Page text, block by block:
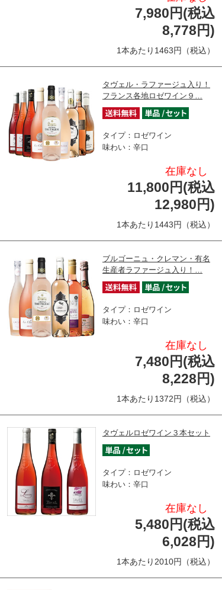
7,980円(税込
8,778円)
1本あたり1463円（税込）
タヴェル・ラファージュ入り！
フランス各地ロゼワイン９…
タイプ：ロゼワイン
味わい：辛口
在庫なし
11,800円(税込
12,980円)
1本あたり1443円（税込）
ブルゴーニュ・クレマン・有名
生産者ラファージュ入り！…
タイプ：ロゼワイン
味わい：辛口
在庫なし
7,480円(税込
8,228円)
1本あたり1372円（税込）
タヴェルロゼワイン３本セット
タイプ：ロゼワイン
味わい：辛口
在庫なし
5,480円(税込
6,028円)
1本あたり2010円（税込）